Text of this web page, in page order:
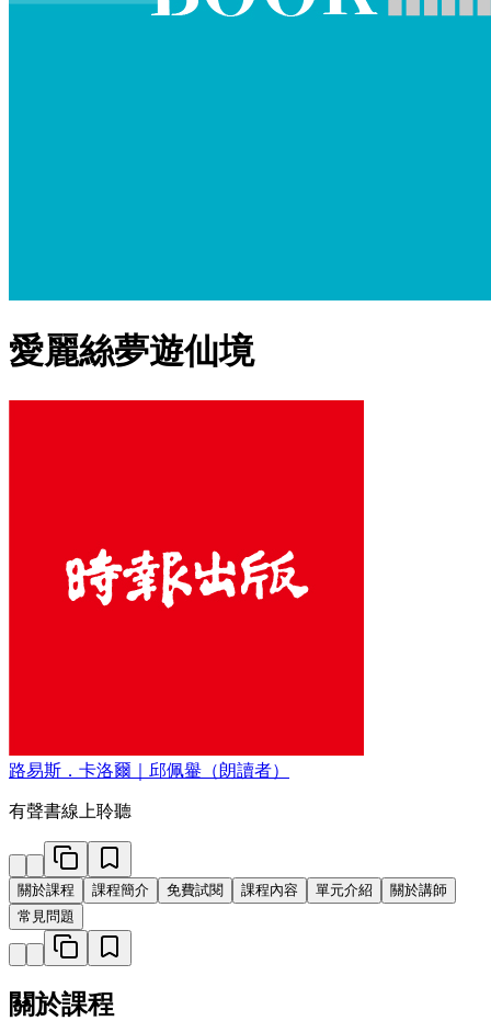
愛麗絲夢遊仙境
路易斯．卡洛爾｜邱佩轝（朗讀者）
有聲書線上聆聽
關於課程 課程簡介 免費試閱 課程內容 單元介紹
關於講師
常見問題
關於課程